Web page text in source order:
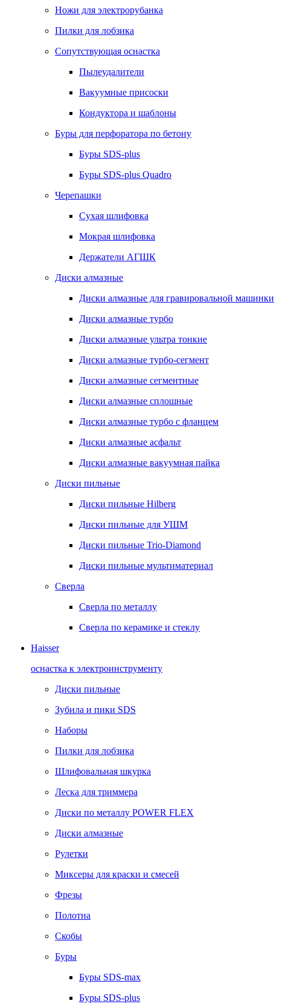
Ножи для электрорубанка
Пилки для лобзика
Сопутствующая оснастка
Пылеудалители
Вакуумные присоски
Кондуктора и шаблоны
Буры для перфоратора по бетону
Буры SDS-plus
Буры SDS-plus Quadro
Черепашки
Сухая шлифовка
Мокрая шлифовка
Держатели АГШК
Диски алмазные
Диски алмазные для гравировальной машинки
Диски алмазные турбо
Диски алмазные ультра тонкие
Диски алмазные турбо-сегмент
Диски алмазные сегментные
Диски алмазные сплошные
Диски алмазные турбо с фланцем
Диски алмазные асфальт
Диски алмазные вакуумная пайка
Диски пильные
Диски пильные Hilberg
Диски пильные для УШМ
Диски пильные Trio-Diamond
Диски пильные мультиматериал
Сверла
Сверла по металлу
Сверла по керамике и стеклу
Haisser
оснастка к электроинструменту
Диски пильные
Зубила и пики SDS
Наборы
Пилки для лобзика
Шлифовальная шкурка
Леска для триммера
Диски по металлу POWER FLEX
Диски алмазные
Рулетки
Миксеры для краски и смесей
Фрезы
Полотна
Скобы
Буры
Буры SDS-max
Буры SDS-plus